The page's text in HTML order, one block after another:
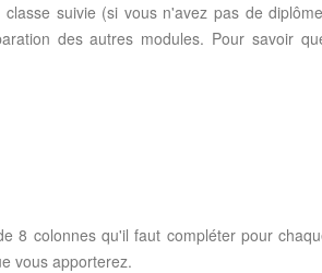
suivie (si vous n'avez pas de
des autres modules. Pour savoir
8 colonnes qu'il faut compléter pour
vous apporterez.